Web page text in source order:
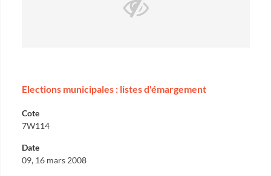
Elections municipales : listes d'émargement
Cote
7W114
Date
09, 16 mars 2008